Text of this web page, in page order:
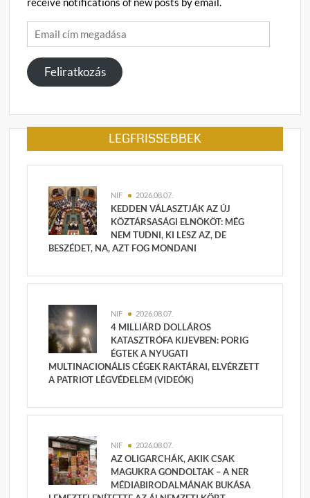
Email
cím
megadása
Feliratkozás
LEGFRISSEBBEK
NIF 2026.08.07.
KEDDEN VÁLASZTJÁK AZ ÚJ
KÖZTÁRSASÁGI ELNÖKÖT: MÉG
NEM TUDNI, KI LESZ AZ, DE
BESZÉDET, NA, AZT FOG MONDANI
NIF 2026.08.07.
4 MILLIÁRD DOLLÁROS
KATASZTRÓFA KIJEVBEN: PORIG
ÉGTEK A NYUGATI
MULTINACIONÁLIS CÉGEK RAKTÁRAI, ELVÉRZETT
A PATRIOT LÉGVÉDELEM (VIDEÓK)
NIF 2026.08.07.
AZ OLIGARCHÁK, AKIK CSAK
MAGUKRA GONDOLTAK – A NER
MÉDIABIRODALMÁNAK BUKÁSA